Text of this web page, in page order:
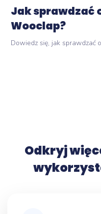
Jak sprawdzać
Wooclap?
Dowiedz się, jak sprawdzać
Odkryj